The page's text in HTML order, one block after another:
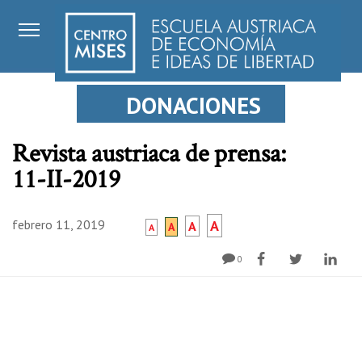
DONACIONES
Revista austriaca de prensa:
11-II-2019
febrero 11, 2019 A A A A
0